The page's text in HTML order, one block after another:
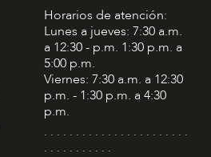
Horarios de atención:
Lunes a jueves: 7:30 a.m.
a 12:30 - p.m. 1:30 p.m. a
5:00 p.m.
Viernes: 7:30 a.m. a 12:30
p.m. - 1:30 p.m. a 4:30
p.m.
. . . . . . . . . . . . . . . . . . . . . . .
. . . . . . . . . . .